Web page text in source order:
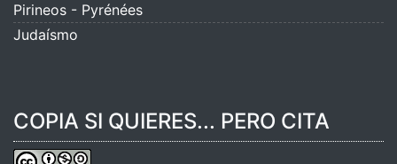
Pirineos - Pyrénées
Judaísmo
COPIA SI QUIERES... PERO CITA